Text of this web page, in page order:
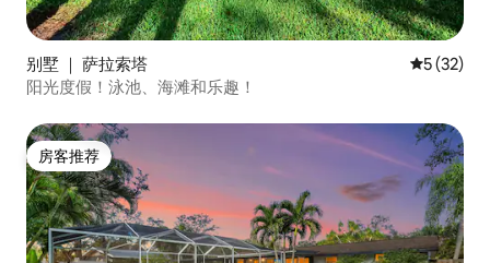
别墅 ｜ 萨拉索塔 平均评分
5 (32)
阳光度假！泳池、海滩和乐趣！
房客推荐
房客推荐